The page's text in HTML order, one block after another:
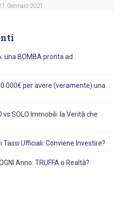
Gennaio 2021
una BOMBA pronta ad
per avere (veramente) una
vs SOLO Immobili: la Verità che
Tassi Ufficiali: Conviene Investire?
Anno: TRUFFA o Realtà?